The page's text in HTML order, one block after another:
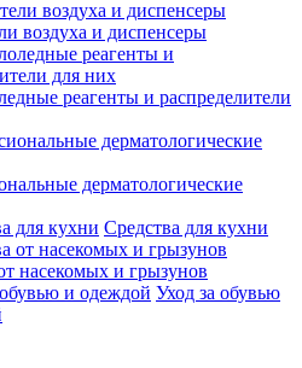
воздуха и диспенсеры
реагенты и распределители
дерматологические
Средства для кухни
насекомых и грызунов
Уход за обувью